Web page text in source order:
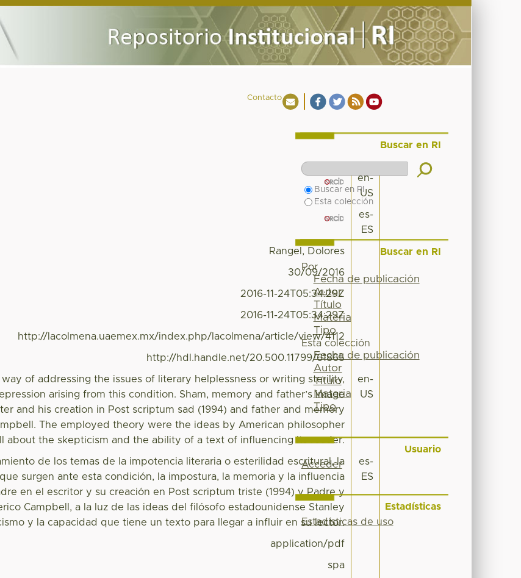
Contacto
en-
US
es-
ES
Rangel, Dolores
30/09/2016
2016-11-24T05:34:29Z
2016-11-24T05:34:29Z
http://lacolmena.uaemex.mx/index.php/lacolmena/article/view/4112
http://hdl.handle.net/20.500.11799/61865
of addressing the issues of literary helplessness or writing sterility,
arising from this condition. Sham, memory and father’s image
and his creation in Post scriptum sad (1994) and father and memory
The employed theory were the ideas by American philosopher
about the skepticism and the ability of a text of influencing its reader.
en-
US
de los temas de la impotencia literaria o esterilidad escritural, la
surgen ante esta condición, la impostura, la memoria y la influencia
en el escritor y su creación en Post scriptum triste (1994) y Padre y
Campbell, a la luz de las ideas del filósofo estadounidense Stanley
y la capacidad que tiene un texto para llegar a influir en su lector.
es-
ES
application/pdf
spa
Buscar en RI
Buscar en RI
Esta colección
Buscar en RI
Por
Fecha de publicación
Autor
Título
Materia
Tipo
Esta colección
Fecha de publicación
Autor
Título
Materia
Tipo
Usuario
Acceder
Estadísticas
Estadísticas de uso